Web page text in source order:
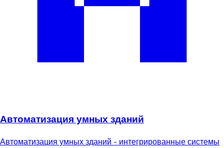
Автоматизация умных зданий
Автоматизация умных зданий - интегрированные системы